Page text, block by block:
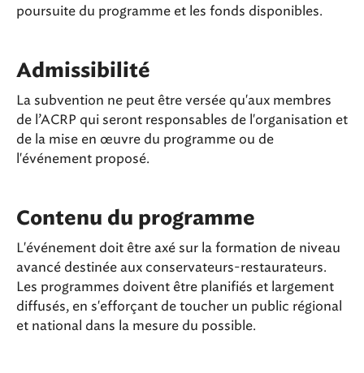
poursuite du programme et les fonds disponibles.
Admissibilité
La subvention ne peut être versée qu'aux membres
de l’ACRP qui seront responsables de l'organisation et
de la mise en œuvre du programme ou de
l'événement proposé.
Contenu du programme
L'événement doit être axé sur la formation de niveau
avancé destinée aux conservateurs-restaurateurs.
Les programmes doivent être planifiés et largement
diffusés, en s'efforçant de toucher un public régional
et national dans la mesure du possible.